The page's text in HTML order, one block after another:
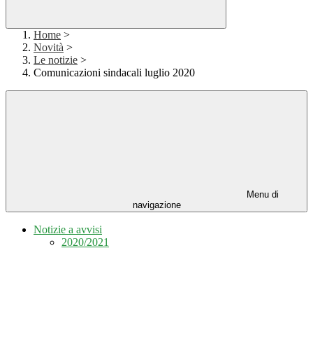
Home >
Novità >
Le notizie >
Comunicazioni sindacali luglio 2020
Menu di
navigazione
Notizie a avvisi
2020/2021